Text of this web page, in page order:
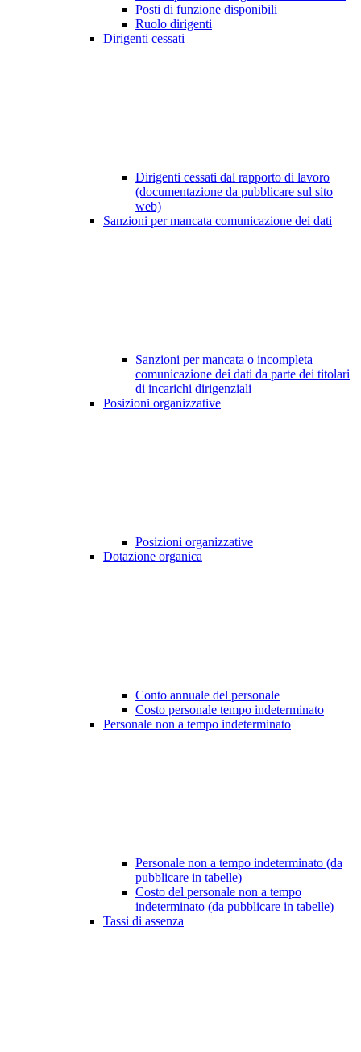
Posti di funzione disponibili
Ruolo dirigenti
Dirigenti cessati
Dirigenti cessati dal rapporto di lavoro
(documentazione da pubblicare sul sito
web)
Sanzioni per mancata comunicazione dei dati
Sanzioni per mancata o incompleta
comunicazione dei dati da parte dei titolari
di incarichi dirigenziali
Posizioni organizzative
Posizioni organizzative
Dotazione organica
Conto annuale del personale
Costo personale tempo indeterminato
Personale non a tempo indeterminato
Personale non a tempo indeterminato (da
pubblicare in tabelle)
Costo del personale non a tempo
indeterminato (da pubblicare in tabelle)
Tassi di assenza